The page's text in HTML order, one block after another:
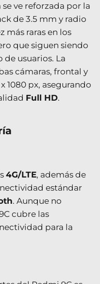
ve reforzada por la
de 3.5 mm y radio
más raras en los
que siguen siendo
usuarios. La
cámaras, frontal y
1080 px, asegurando
Full HD.
4G/LTE, además de
estándar
. Aunque no
cubre las
para la